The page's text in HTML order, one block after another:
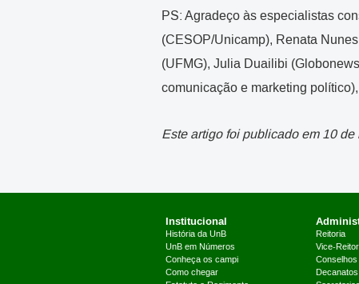
PS: Agradeço às especialistas
(CESOP/Unicamp), Renata
(UFMG), Julia Duailibi
comunicação e marketing
Este artigo foi publicado em 10
Institucional
História da UnB
UnB em Números
Conheça os campi
Como chegar
Reitoria
Vice-
Decanatos